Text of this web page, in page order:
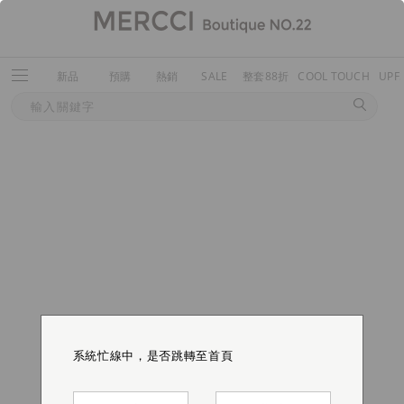
新品 預購 熱銷 SALE 整套88折 COOL TOUCH
系統忙線中，是否跳轉至首頁
系統忙線中，是否跳轉至首頁
系統忙線中，是否跳轉至首頁
系統忙線中，是否跳轉至首頁
系統忙線中，是否跳轉至首頁